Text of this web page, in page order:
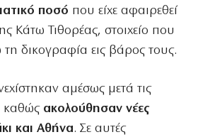
ποσό που είχε αφαιρεθεί
Κάτω Τιθορέας, στοιχείο που
τη δικογραφία εις βάρος τους.
αμέσως μετά τις
καθώς ακολούθησαν νέες
και Αθήνα. Σε αυτές